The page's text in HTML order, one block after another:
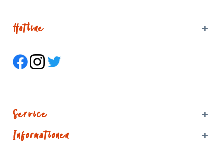
Hotline
Service
Informationen